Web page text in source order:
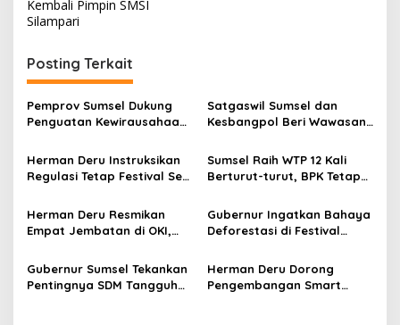
v
i
g
a
s
i
p
o
s
Kembali Pimpin SMSI
Silampari
Posting Terkait
Pemprov Sumsel Dukung
Penguatan Kewirausahaan
Satgaswil Sumsel dan
Kesbangpol Beri Wawasan
Herman Deru Instruksikan
Regulasi Tetap Festival Seni
Sumsel Raih WTP 12 Kali
Berturut-turut, BPK Tetap
Penting
Herman Deru Resmikan
Empat Jembatan di OKI,
Desa Kian Terbuka
Gubernur Ingatkan Bahaya
Deforestasi di Festival
Pohon 3 Menit Tumbuh 25
Tahun
Gubernur Sumsel Tekankan
Pentingnya SDM Tangguh
Herman Deru Dorong
Pengembangan Smart